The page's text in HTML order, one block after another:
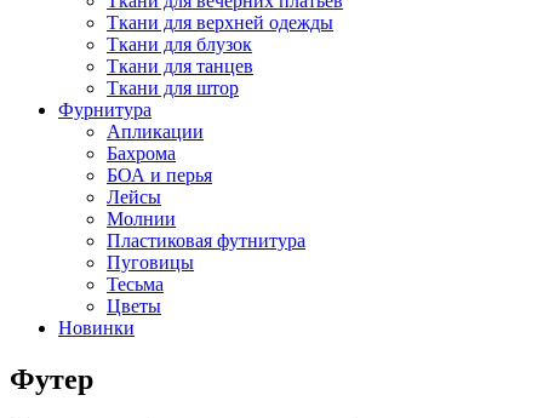
Ткани для верхней одежды
Ткани для блузок
Ткани для танцев
Ткани для штор
Фурнитура
Апликации
Бахрома
БОА и перья
Лейсы
Молнии
Пластиковая футнитура
Пуговицы
Тесьма
Цветы
Новинки
Футер